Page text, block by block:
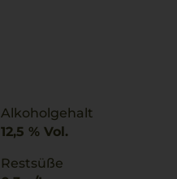
Alkoholgehalt
12,5 % Vol.
Restsüße